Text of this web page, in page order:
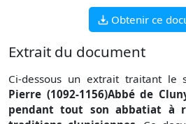
Obtenir ce
Extrait du document
Ci-dessous un extrait traitant le
Pierre (1092-1156)Abbé de
pendant tout son abbatiat à